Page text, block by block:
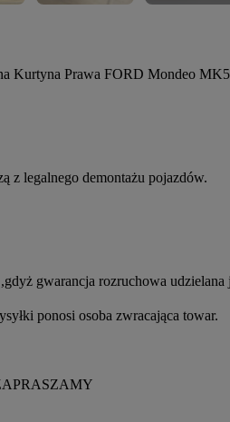
Kurtyna Prawa FORD Mondeo
z legalnego demontażu pojazdów.
gwarancja rozruchowa
ponosi osoba zwracająca towar.